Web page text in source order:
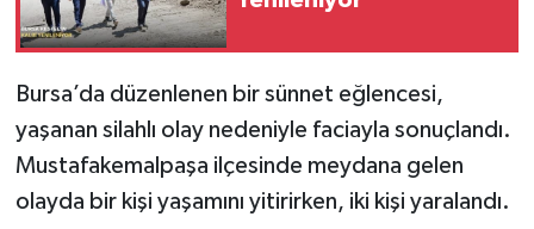
Bursa’da düzenlenen bir sünnet eğlencesi,
yaşanan silahlı olay nedeniyle faciayla sonuçlandı.
Mustafakemalpaşa ilçesinde meydana gelen
olayda bir kişi yaşamını yitirirken, iki kişi yaralandı.